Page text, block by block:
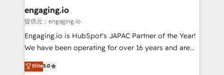
View, SuperOffice) - Custom integrations (e.g. MS
Business Central, Navision, AX, SAP, Exact, AFAS) We
focus on growing B2B companies in the SME sector
such as manufacturing, SaaS, business services and
partner, we know how important user adoption is.
engaging.io
提供元：engaging.io
Engaging.io is HubSpot's JAPAC Partner of the Year!
We have been operating for over 16 years and are
one of HubSpot's most experienced and technically
capable Agency Partners globally. We specialise in
Elite5.0